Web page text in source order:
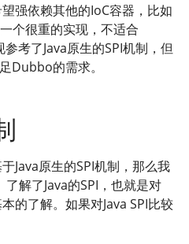
强依赖其他的IoC容器，比如
个很重的实现，不适合
考了Java原生的SPI机制，但
Dubbo的需求。
Java原生的SPI机制，那么我
解了Java的SPI，也就是对
的了解。如果对Java SPI比较